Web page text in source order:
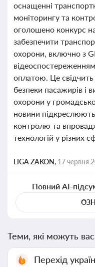
оснащенні
моніторингу та
оголошено конкурс
забезпечити
охорони, включно з
оплатою. Це
безпеки пасажирів і
охорони у
новини
контролю та
технологій у різних
LIGA ZAKON, 17 червня
Повний AI-
Теми, які можуть вас
Перехід